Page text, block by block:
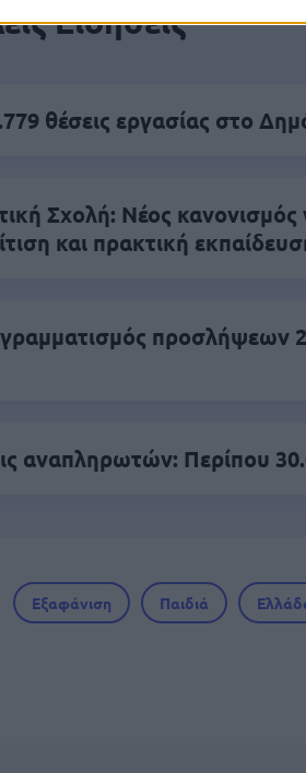
Ειδήσεις
θέσεις εργασίας στο
Σχολή: Νέος κανονισμός
και πρακτική
προσλήψεων
αναπληρωτών: Περίπου
Εξαφάνιση Παιδιά